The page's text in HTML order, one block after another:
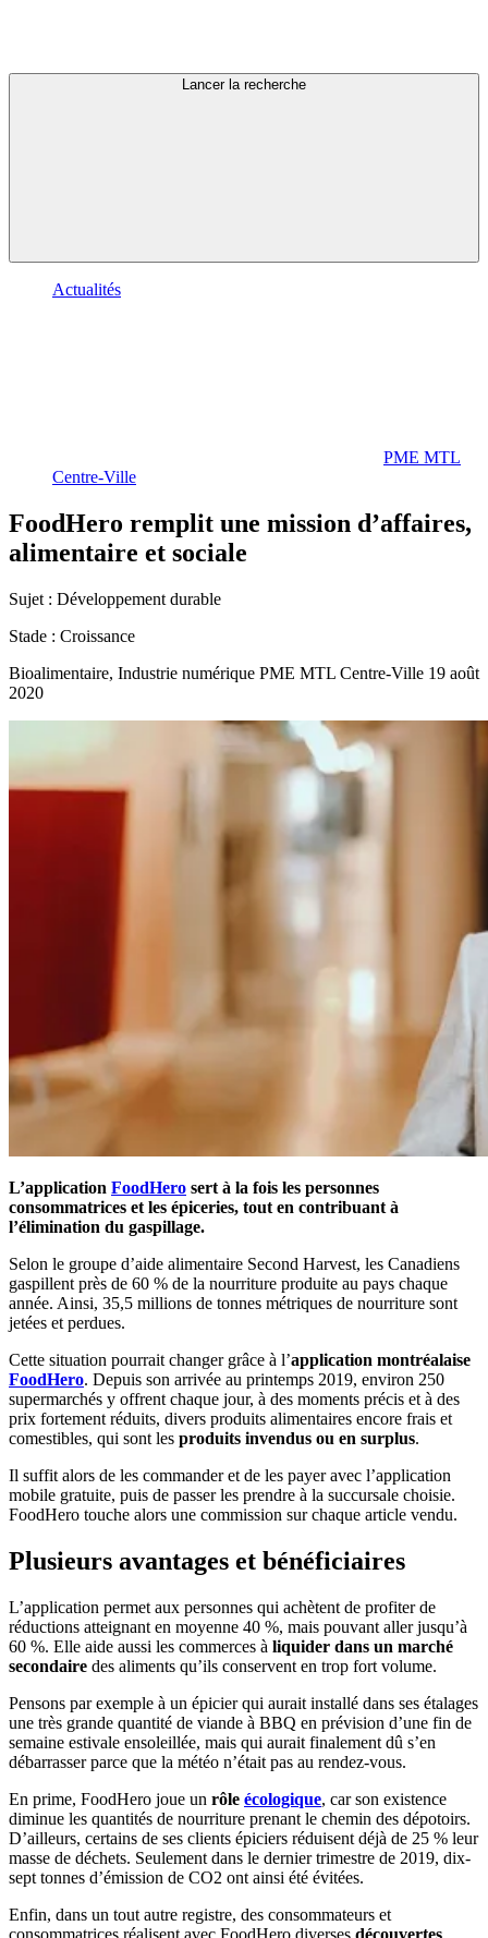
Lancer la recherche
Actualités
PME MTL
Centre-Ville
FoodHero remplit une mission d’affaires,
alimentaire et sociale
Sujet : Développement durable
Stade : Croissance
Bioalimentaire, Industrie numérique PME MTL Centre-Ville 19 août
2020
L’application FoodHero sert à la fois les personnes
consommatrices et les épiceries, tout en contribuant à
l’élimination du gaspillage.
Selon le groupe d’aide alimentaire Second Harvest, les Canadiens
gaspillent près de 60 % de la nourriture produite au pays chaque
année. Ainsi, 35,5 millions de tonnes métriques de nourriture sont
jetées et perdues.
Cette situation pourrait changer grâce à l’application montréalaise
FoodHero. Depuis son arrivée au printemps 2019, environ 250
supermarchés y offrent chaque jour, à des moments précis et à des
prix fortement réduits, divers produits alimentaires encore frais et
comestibles, qui sont les produits invendus ou en surplus.
Il suffit alors de les commander et de les payer avec l’application
mobile gratuite, puis de passer les prendre à la succursale choisie.
FoodHero touche alors une commission sur chaque article vendu.
Plusieurs avantages et bénéficiaires
L’application permet aux personnes qui achètent de profiter de
réductions atteignant en moyenne 40 %, mais pouvant aller jusqu’à
60 %. Elle aide aussi les commerces à liquider dans un marché
secondaire des aliments qu’ils conservent en trop fort volume.
Pensons par exemple à un épicier qui aurait installé dans ses étalages
une très grande quantité de viande à BBQ en prévision d’une fin de
semaine estivale ensoleillée, mais qui aurait finalement dû s’en
débarrasser parce que la météo n’était pas au rendez-vous.
En prime, FoodHero joue un rôle écologique, car son existence
diminue les quantités de nourriture prenant le chemin des dépotoirs.
D’ailleurs, certains de ses clients épiciers réduisent déjà de 25 % leur
masse de déchets. Seulement dans le dernier trimestre de 2019, dix-
sept tonnes d’émission de CO2 ont ainsi été évitées.
Enfin, dans un tout autre registre, des consommateurs et
consommatrices réalisent avec FoodHero diverses découvertes